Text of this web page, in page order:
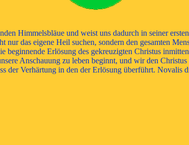
Himmelsbläue und weist uns dadurch in seiner
das eigene Heil suchen, sondern den gesamten
beginnende Erlösung des gekreuzigten Christus
Anschauung zu leben beginnt, und wir den
der Verhärtung in den der Erlösung überführt. Novalis